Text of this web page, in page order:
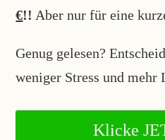
€!! Aber nur für eine
Genug gelesen?
weniger Stress und mehr
Klicke